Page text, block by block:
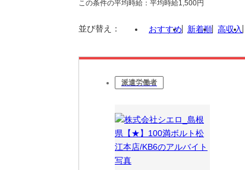
この条件の平均時給：平均時給1,500円
並び替え： おすすめ 新着順 高収入
派遣労働者